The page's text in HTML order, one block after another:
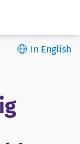
In English